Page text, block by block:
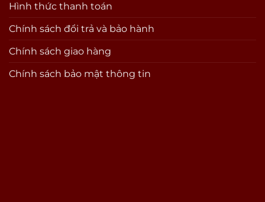
Hình thức thanh toán
Chính sách đổi trả và bảo hành
Chính sách giao hàng
Chính sách bảo mật thông tin